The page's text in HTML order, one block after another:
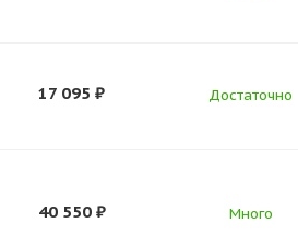
17 095 ₽ Достаточно
40 550 ₽ Много